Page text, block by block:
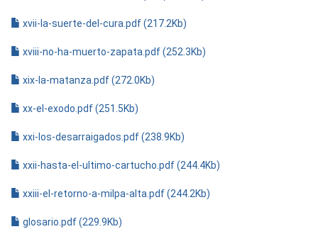
xvii-la-suerte-del-cura.pdf (217.2Kb)
xviii-no-ha-muerto-zapata.pdf (252.3Kb)
xix-la-matanza.pdf (272.0Kb)
xx-el-exodo.pdf (251.5Kb)
xxi-los-desarraigados.pdf (238.9Kb)
xxii-hasta-el-ultimo-cartucho.pdf (244.4Kb)
xxiii-el-retorno-a-milpa-alta.pdf (244.2Kb)
glosario.pdf (229.9Kb)